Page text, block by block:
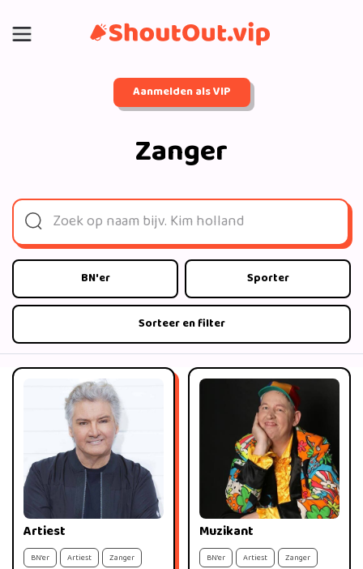
Aanmelden als VIP
Zanger
BN'er Sporter
Sorteer en filter
Artiest
BN'er Artiest Zanger
Muzikant
BN'er Artiest Zanger